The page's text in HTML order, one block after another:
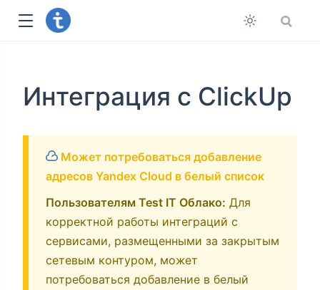
Интеграция с ClickUp
Может потребоваться добавление
адресов Yandex Cloud в белый список
Пользователям Test IT Облако: Для
корректной работы интеграций с
сервисами, размещенными за закрытым
сетевым контуром, может
потребоваться добавление в белый